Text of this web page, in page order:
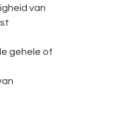
van
gehele of